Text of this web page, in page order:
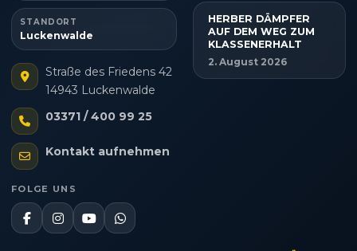
STANDORT
Luckenwalde
Straße des Friedens 42
14943 Luckenwalde
03371 / 400 99 25
Kontakt aufnehmen
FOLGE UNS
HERBER DÄMPFER
AUF DEM WEG ZUM
KLASSENERHALT
2. August 2026